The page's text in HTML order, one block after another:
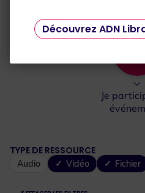
Je me reconvertis
Je
TYPE DE RESSOURCE
Audio Vidéo Fichier
Découvrez ADN
Que